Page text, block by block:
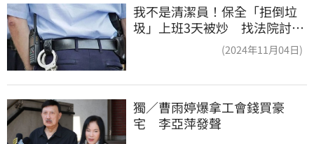
我不是清潔員！保全「拒倒垃
圾」上班3天被炒 找法院討公
(2024年11月04日)
獨／曹雨婷爆拿工會錢買豪
宅　李亞萍發聲